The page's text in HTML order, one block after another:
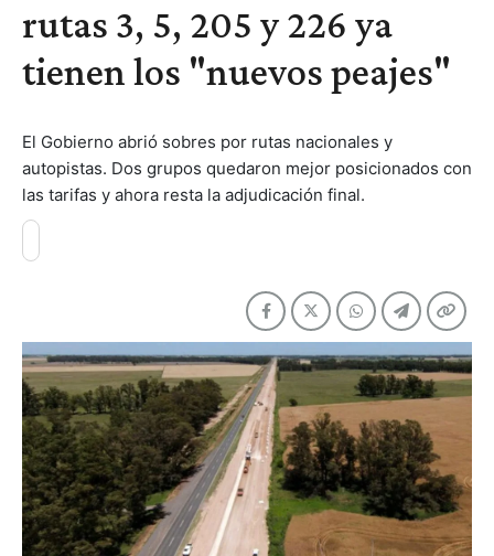
rutas 3, 5, 205 y 226 ya
tienen los "nuevos peajes"
El Gobierno abrió sobres por rutas nacionales y
autopistas. Dos grupos quedaron mejor posicionados con
las tarifas y ahora resta la adjudicación final.